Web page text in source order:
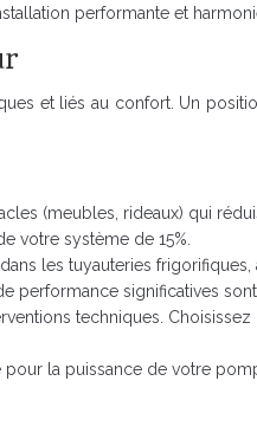
performante et
et liés au confort. Un
(meubles, rideaux) qui
votre système de 15%.
les tuyauteries frigorifiques,
performance significatives
techniques.
la puissance de votre